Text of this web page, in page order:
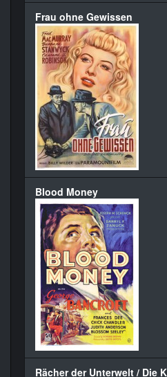
Frau ohne Gewissen
Blood Money
Rächer der Unterwelt / Die